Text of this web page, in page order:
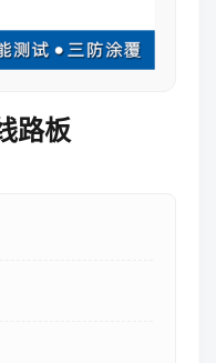
路板